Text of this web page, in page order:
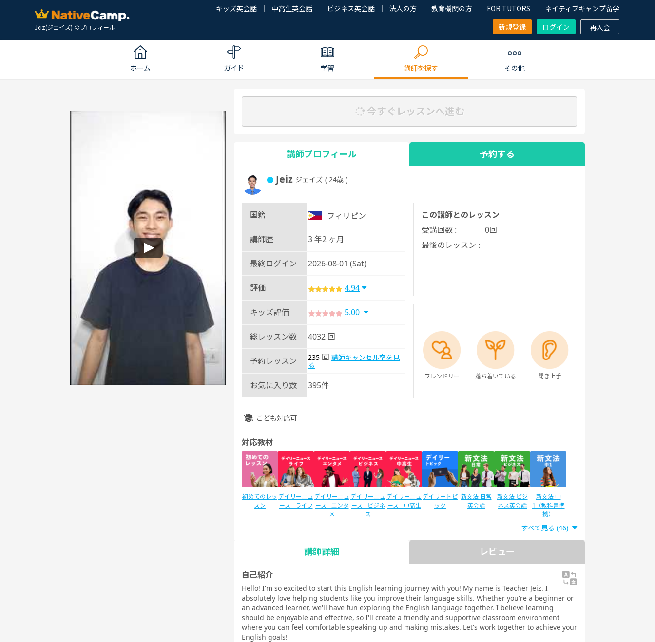
Jeiz(ジェイズ) のプロフィール
キッズ英会話 中高生英会話 ビジネス英会話 法人の方 教育機関の方 FOR TUTORS
ネイティブキャンプ留学
新規登録
ログイン 再入会
ホーム ガイド 学習 講師を探す その他
今すぐレッスンへ進む
講師プロフィール 予約する
Jeiz ジェイズ ( 24歳 )
国籍 フィリピン
講師歴 3 年2 ヶ月
最終ログイン 2026-08-01 (Sat)
評価 4.94
キッズ評価 5.00
総レッスン数 4032 回
予約レッスン 235 回 講師キャンセル率を見
る
お気に入り数 395件
この講師とのレッスン
受講回数 :
0回
最後のレッスン :
フレンドリー 落ち着いている 聞き上手
こども対応可
対応教材
初めてのレッ
スン
デイリーニュ
ース - ライフ
デイリーニュ
ース - エンタ
メ
デイリーニュ
ース - ビジネ
ス
デイリーニュ
ース - 中高生
デイリートピ
ック
新文法 日常
英会話
新文法 ビジ
ネス英会話
新文法 中
1（教科書準
拠）
2（教科書準
拠）
コース Daily
教材
スタディサプ
コース Daily
教材
英検®二次試 IELTSスピー スピーキングスピーキング
テスト対策
ビジネス英会
話
すべて見る (46)
講師詳細 レビュー
自己紹介
Hello! I'm so excited to start this English learning journey with you! My name is Teacher Jeiz. I
absolutely love helping students like you improve their language skills. Whether you're a beginner or
an advanced learner, we'll have fun exploring the English language together. I believe learning
should be enjoyable and effective, so I'll create a friendly and supportive classroom environment
where you can feel comfortable speaking up and making mistakes. Let's work together to achieve your
English goals!